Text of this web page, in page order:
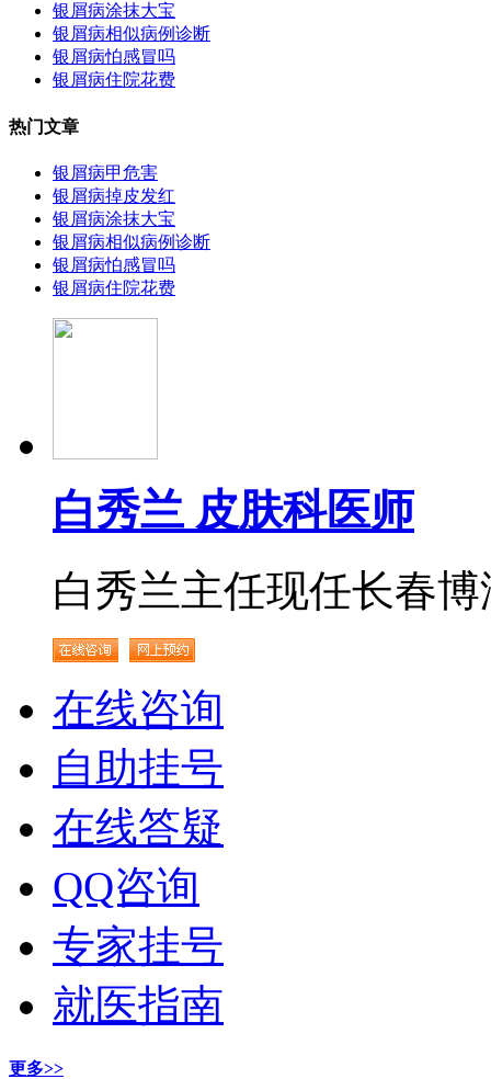
银屑病涂抹大宝
银屑病相似病例诊断
银屑病怕感冒吗
银屑病住院花费
热门文章
银屑病甲危害
银屑病掉皮发红
银屑病涂抹大宝
银屑病相似病例诊断
银屑病怕感冒吗
银屑病住院花费
白秀兰 皮肤科医师
白秀兰主任现任长春博
在线咨询
自助挂号
在线答疑
QQ咨询
专家挂号
就医指南
更多>>